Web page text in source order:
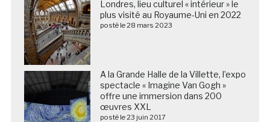
Londres, lieu culturel « intérieur » le
plus visité au Royaume-Uni en 2022
posté le 28 mars 2023
A la Grande Halle de la Villette, l’expo
spectacle « Imagine Van Gogh »
offre une immersion dans 200
œuvres XXL
posté le 23 juin 2017